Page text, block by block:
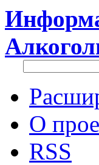
О
RSS